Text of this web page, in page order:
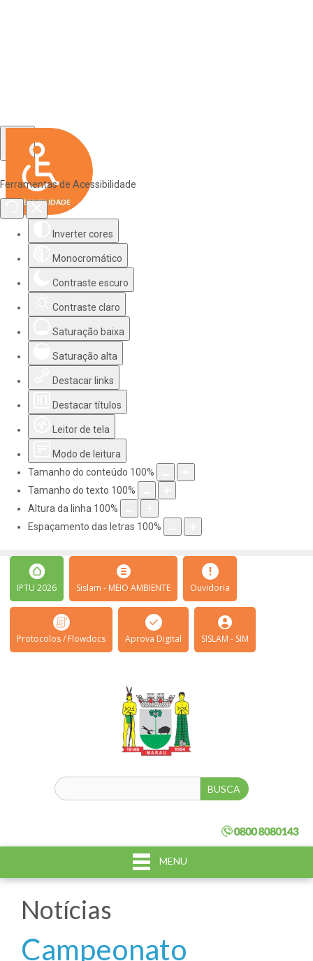
Ferramentas de Acessibilidade
Inverter cores
Monocromático
Contraste escuro
Contraste claro
Saturação baixa
Saturação alta
Destacar links
Destacar títulos
Leitor de tela
Modo de leitura
Tamanho do conteúdo 100%
Tamanho do texto 100%
Altura da linha 100%
Espaçamento das letras 100%
IPTU 2026 Sislam - MEIO AMBIENTE Ouvidoria
Protocolos / Flowdocs Aprova Digital SISLAM - SIM
MENU
Notícias
Campeonato